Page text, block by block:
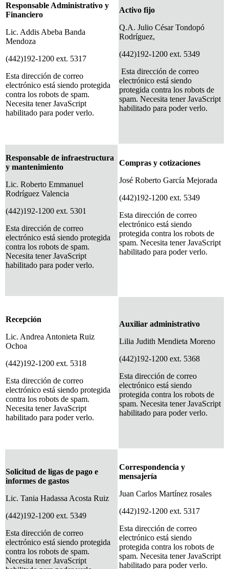
Responsable Administrativo y
Financiero
Lic. Addis Abeba Banda
Mendoza
(442)192-1200 ext. 5317
Esta dirección de correo
electrónico está siendo protegida
contra los robots de spam.
Necesita tener JavaScript
habilitado para poder verlo.
Activo fijo
Q.A. Julio César Tondopó
Rodríguez,
(442)192-1200 ext. 5349
Esta dirección de correo
electrónico está siendo
protegida contra los robots de
spam. Necesita tener JavaScript
habilitado para poder verlo.
Responsable de infraestructura
y mantenimiento
Lic. Roberto Emmanuel
Rodríguez Valencia
(442)192-1200 ext. 5301
Esta dirección de correo
electrónico está siendo protegida
contra los robots de spam.
Necesita tener JavaScript
habilitado para poder verlo.
Compras y cotizaciones
José Roberto García Mejorada
(442)192-1200 ext. 5349
Esta dirección de correo
electrónico está siendo
protegida contra los robots de
spam. Necesita tener JavaScript
habilitado para poder verlo.
Recepción
Lic. Andrea Antonieta Ruiz
Ochoa
(442)192-1200 ext. 5318
Esta dirección de correo
electrónico está siendo protegida
contra los robots de spam.
Necesita tener JavaScript
habilitado para poder verlo.
Auxiliar administrativo
Lilia Judith Mendieta Moreno
(442)192-1200 ext. 5368
Esta dirección de correo
electrónico está siendo
protegida contra los robots de
spam. Necesita tener JavaScript
habilitado para poder verlo.
Solicitud de ligas de pago e
informes de gastos
Lic. Tania Hadassa Acosta Ruiz
(442)192-1200 ext. 5349
Esta dirección de correo
electrónico está siendo protegida
contra los robots de spam.
Necesita tener JavaScript
Correspondencia y
mensajería
Juan Carlos Martínez rosales
(442)192-1200 ext. 5317
Esta dirección de correo
electrónico está siendo
protegida contra los robots de
spam. Necesita tener JavaScript
habilitado para poder verlo.